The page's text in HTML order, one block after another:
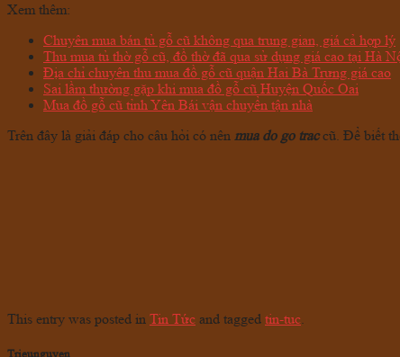
Xem thêm:
Chuyên mua bán tủ gỗ cũ không qua trung gian, giá cả hợp lý
Thu mua tủ thờ gỗ cũ, đồ thờ đã qua sử dụng giá cao tại Hà
Địa chỉ chuyên thu mua đồ gỗ cũ quận Hai Bà Trưng giá cao
Sai lầm thường gặp khi mua đồ gỗ cũ Huyện Quốc Oai
Mua đồ gỗ cũ tỉnh Yên Bái vận chuyển tận nhà
Trên đây là giải đáp cho câu hỏi có nên mua do go traccũ. Để biết
This entry was posted in Tin Tức and tagged tin-tuc
Trieunguyen